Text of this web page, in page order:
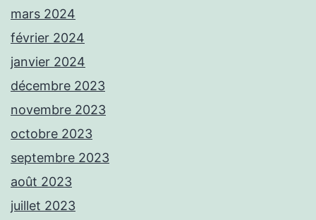
mars 2024
février 2024
janvier 2024
décembre 2023
novembre 2023
octobre 2023
septembre 2023
août 2023
juillet 2023